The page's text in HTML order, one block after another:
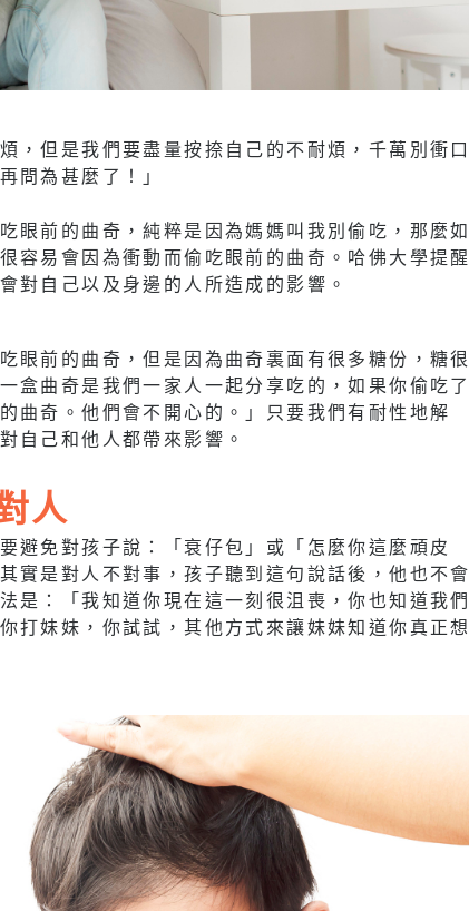
，但是我們要盡量按捺自己的不耐煩，千萬別衝口
問為甚麼了！」
眼前的曲奇，純粹是因為媽媽叫我別偷吃，那麼如
容易會因為衝動而偷吃眼前的曲奇。哈佛大學提醒
對自己以及身邊的人所造成的影響。
眼前的曲奇，但是因為曲奇裏面有很多糖份，糖很
盒曲奇是我們一家人一起分享吃的，如果你偷吃了
曲奇。他們會不開心的。」只要我們有耐性地解
自己和他人都帶來影響。
人
避免對孩子說：「衰仔包」或「怎麼你這麼頑皮
實是對人不對事，孩子聽到這句說話後，他也不會
是：「我知道你現在這一刻很沮喪，你也知道我們
打妹妹，你試試，其他方式來讓妹妹知道你真正想